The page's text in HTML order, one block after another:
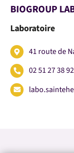
VIE ÉCONOMIQUE
ACTIVITÉS ET
BIOGROUP
Laboratoire
41 route de
02 51 27 38 92